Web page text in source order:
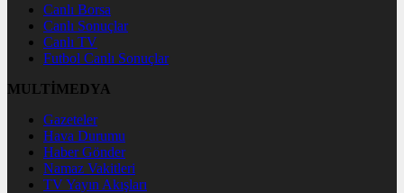
Canlı Borsa
Canlı Sonuçlar
Canlı TV
Futbol Canlı Sonuçlar
MULTİMEDYA
Gazeteler
Hava Durumu
Haber Gönder
Namaz Vakitleri
TV Yayın Akışları